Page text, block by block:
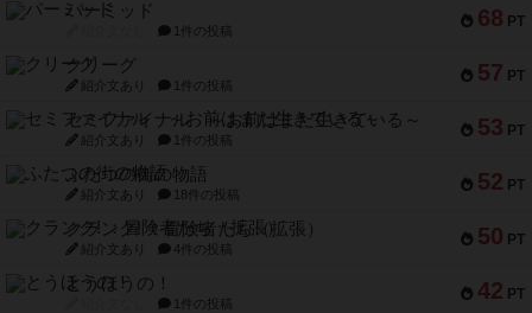
68 PT
パーミッド
1件の投稿
57 PT
クリーグ
紹介文あり 1件の投稿
53 PT
セミファイナル ～お前はまだ生きている～
紹介文あり 1件の投稿
52 PT
ふたつの街の物語
紹介文あり 18件の投稿
50 PT
クランク! ：冒険者たち（拡張）
紹介文あり 4件の投稿
42 PT
とうほうの！
1件の投稿